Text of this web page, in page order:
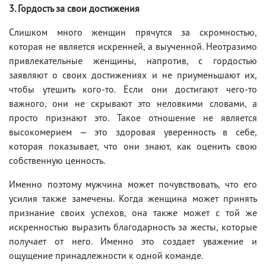
3. Гордость за свои достижения
Слишком много женщин прячутся за скромностью,
которая не является искренней, а выученной. Неотразимо
привлекательные женщины, напротив, с гордостью
заявляют о своих достижениях и не приуменьшают их,
чтобы утешить кого-то. Если они достигают чего-то
важного, они не скрывают это неловкими словами, а
просто признают это. Такое отношение не является
высокомерием — это здоровая уверенность в себе,
которая показывает, что они знают, как оценить свою
собственную ценность.
Именно поэтому мужчина может почувствовать, что его
усилия также замечены. Когда женщина может принять
признание своих успехов, она также может с той же
искренностью выразить благодарность за жесты, которые
получает от него. Именно это создает уважение и
ощущение принадлежности к одной команде.